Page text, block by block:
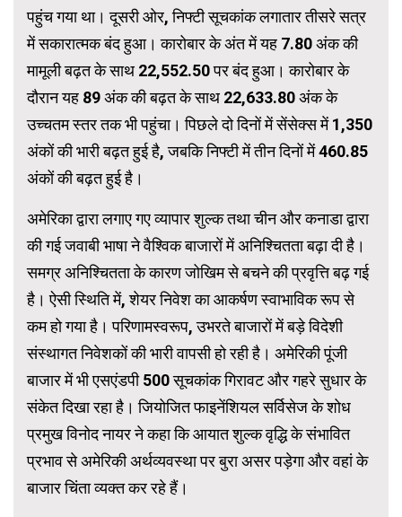
पहुंच गया था। दूसरी ओर, निफ्टी सूचकांक लगातार तीसरे सत्र
में सकारात्मक बंद हुआ। कारोबार के अंत में यह 7.80 अंक की
मामूली बढ़त के साथ 22,552.50 पर बंद हुआ। कारोबार के
दौरान यह 89 अंक की बढ़त के साथ 22,633.80 अंक के
उच्चतम स्तर तक भी पहुंचा। पिछले दो दिनों में सेंसेक्स में 1,350
अंकों की भारी बढ़त हुई है, जबकि निफ्टी में तीन दिनों में 460.85
अंकों की बढ़त हुई है।
अमेरिका द्वारा लगाए गए व्यापार शुल्क तथा चीन और कनाडा द्वारा
की गई जवाबी भाषा ने वैश्विक बाजारों में अनिश्चितता बढ़ा दी है।
समग्र अनिश्चितता के कारण जोखिम से बचने की प्रवृत्ति बढ़ गई
है। ऐसी स्थिति में, शेयर निवेश का आकर्षण स्वाभाविक रूप से
कम हो गया है। परिणामस्वरूप, उभरते बाजारों में बड़े विदेशी
संस्थागत निवेशकों की भारी वापसी हो रही है। अमेरिकी पूंजी
बाजार में भी एसएंडपी 500 सूचकांक गिरावट और गहरे सुधार के
संकेत दिखा रहा है। जियोजित फाइनेंशियल सर्विसेज के शोध
प्रमुख विनोद नायर ने कहा कि आयात शुल्क वृद्धि के संभावित
प्रभाव से अमेरिकी अर्थव्यवस्था पर बुरा असर पड़ेगा और वहां के
बाजार चिंता व्यक्त कर रहे हैं।